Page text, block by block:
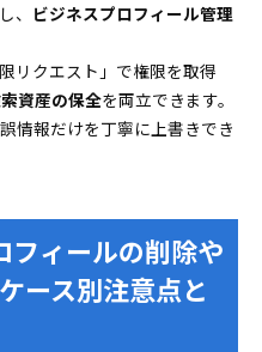
、 ビジネスプロフィール管理
リクエスト」で権限を取得
資産の保全を両立できます。
情報だけを丁寧に上書きでき
ィールの削除や
ース別注意点と